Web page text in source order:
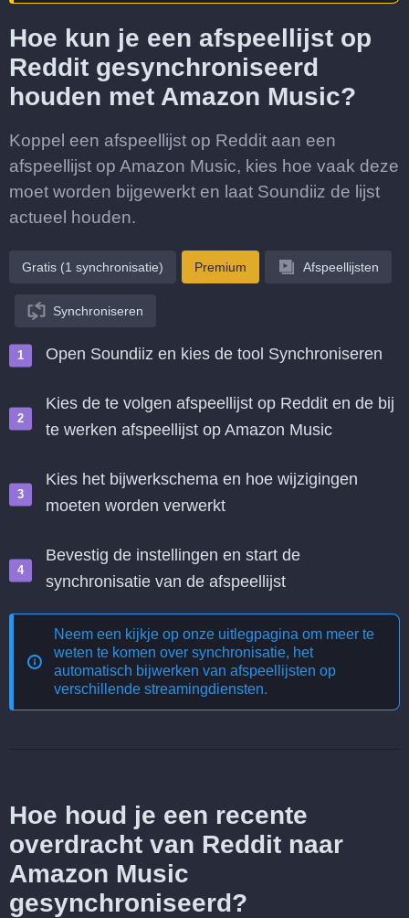
Hoe kun je een afspeellijst op
Reddit gesynchroniseerd
houden met Amazon Music?
Koppel een afspeellijst op Reddit aan een
afspeellijst op Amazon Music, kies hoe vaak deze
moet worden bijgewerkt en laat Soundiiz de lijst
actueel houden.
Gratis (1 synchronisatie) Premium Afspeellijsten
Synchroniseren
Open Soundiiz en kies de tool Synchroniseren
Kies de te volgen afspeellijst op Reddit en de bij
te werken afspeellijst op Amazon Music
Kies het bijwerkschema en hoe wijzigingen
moeten worden verwerkt
Bevestig de instellingen en start de
synchronisatie van de afspeellijst
Neem een kijkje op onze uitlegpagina om meer te
weten te komen over synchronisatie, het
automatisch bijwerken van afspeellijsten op
verschillende streamingdiensten.
Hoe houd je een recente
overdracht van Reddit naar
Amazon Music
gesynchroniseerd?